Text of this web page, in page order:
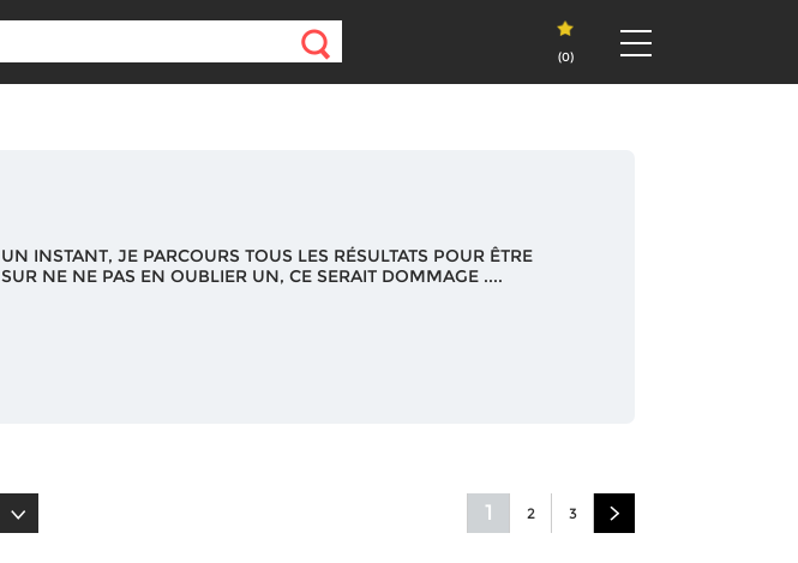
(0)
UN INSTANT, JE PARCOURS TOUS LES RÉSULTATS POUR ÊTRE
SUR NE NE PAS EN OUBLIER UN, CE SERAIT DOMMAGE ....
1 2 3